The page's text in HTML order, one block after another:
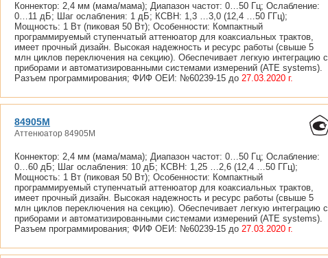
Коннектор: 2,4 мм (мама/мама); Диапазон частот: 0…50 Гц; Ослабление:
0…11 дБ; Шаг ослабления: 1 дБ; КСВН: 1,3 …3,0 (12,4 …50 ГГц);
Мощность: 1 Вт (пиковая 50 Вт); Особенности: Компактный
программируемый ступенчатый аттенюатор для коаксиальных трактов,
имеет прочный дизайн. Высокая надежность и ресурс работы (свыше 5
млн циклов переключения на секцию). Обеспечивает легкую интеграцию с
приборами и автоматизированными системами измерений (ATE systems).
Разъем программирования; ФИФ ОЕИ: №60239-15 до 27.03.2020 г.
84905M
Аттенюатор 84905M
Коннектор: 2,4 мм (мама/мама); Диапазон частот: 0…50 Гц; Ослабление:
0…60 дБ; Шаг ослабления: 10 дБ; КСВН: 1,25 …2,6 (12,4 …50 ГГц);
Мощность: 1 Вт (пиковая 50 Вт); Особенности: Компактный
программируемый ступенчатый аттенюатор для коаксиальных трактов,
имеет прочный дизайн. Высокая надежность и ресурс работы (свыше 5
млн циклов переключения на секцию). Обеспечивает легкую интеграцию с
приборами и автоматизированными системами измерений (ATE systems).
Разъем программирования; ФИФ ОЕИ: №60239-15 до 27.03.2020 г.